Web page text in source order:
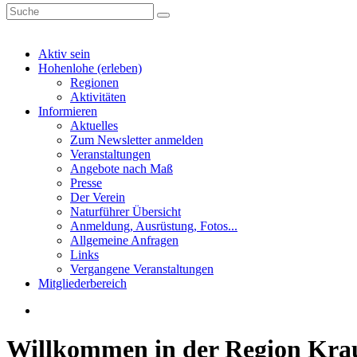
Aktiv sein
Hohenlohe (erleben)
Regionen
Aktivitäten
Informieren
Aktuelles
Zum Newsletter anmelden
Veranstaltungen
Angebote nach Maß
Presse
Der Verein
Naturführer Übersicht
Anmeldung, Ausrüstung, Fotos...
Allgemeine Anfragen
Links
Vergangene Veranstaltungen
Mitgliederbereich
Willkommen in der Region